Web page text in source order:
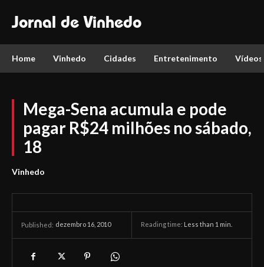
Jornal de Vinhedo
Home Vinhedo Cidades Entretenimento Vídeos
Mega-Sena acumula e pode
pagar R$24 milhões no sábado,
18
Vinhedo
Published: dezembro 16, 2010 Reading time: Less than 1 min.